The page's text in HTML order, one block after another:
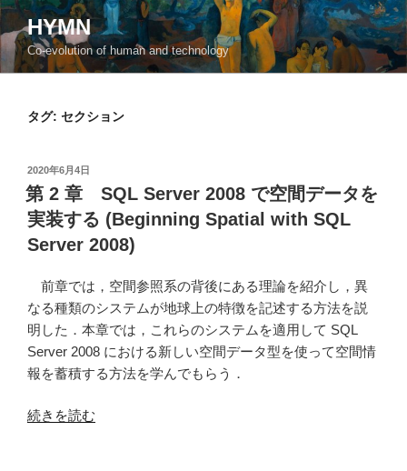
コ
ン
テ
ン
HYMN
Co-evolution of human and technology
タグ: セクション
投
稿
日:
2020年6月4日
第 2 章 SQL Server 2008 で空間データを
実装する (Beginning Spatial with SQL
Server 2008)
前章では，空間参照系の背後にある理論を紹介し，異
なる種類のシステムが地球上の特徴を記述する方法を説
明した．本章では，これらのシステムを適用して SQL
Server 2008 における新しい空間データ型を使って空間情
報を蓄積する方法を学んでもらう．
“第
続きを読む